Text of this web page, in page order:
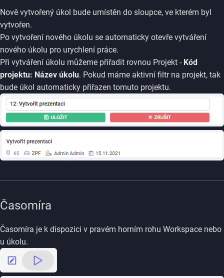
Nově vytvořený úkol bude umístěn do sloupce, ve kterém byl
vytvořen.
Po vytvoření nového úkolu se automaticky otevře vytváření
nového úkolu pro urychlení práce.
Při vytváření úkolu můžeme přiřadit rovnou Projekt - Kód
projektu: Název úkolu. Pokud máme aktivní filtr na projekt, tak
bude úkol automaticky přiřazen tomuto projektu.
Časomíra
Časomíra je k dispozici v pravém horním rohu Workspace nebo
u úkolu.